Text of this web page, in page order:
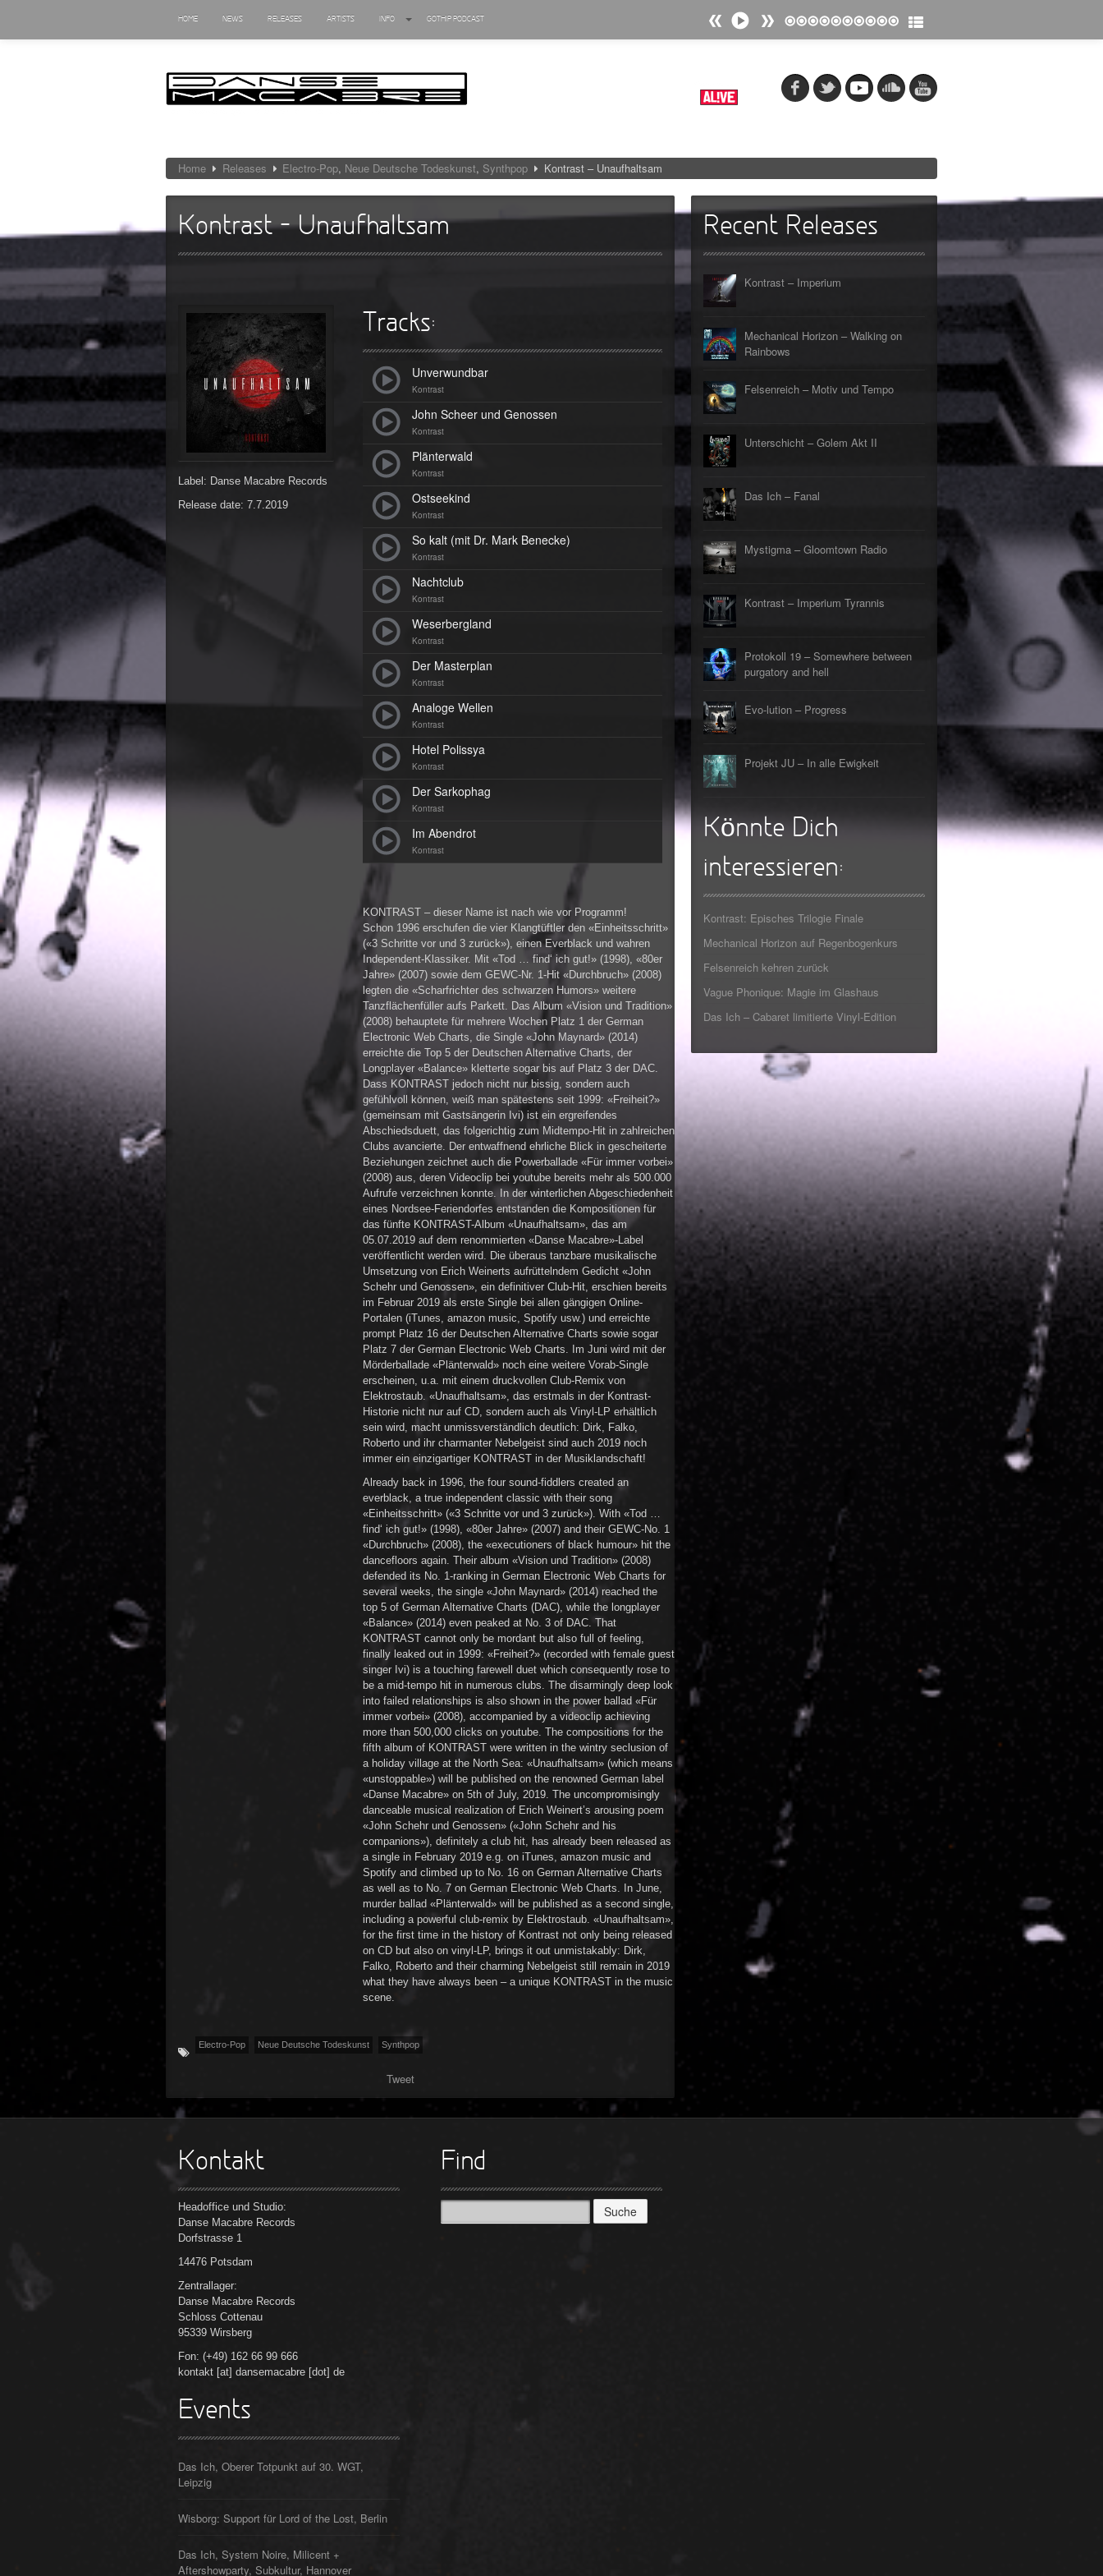
HOME NEWS RELEASES ARTISTS INFO GOTHIP PODCAST
►
►
►
►
►
►
►
Home Releases Electro-Pop, Neue Deutsche Todeskunst, Synthpop Kontrast – Unaufhaltsam
Kontrast – Unaufhaltsam
Label: Danse Macabre Records
Release date: 7.7.2019
Tracks:
Unverwundbar
Kontrast
John Scheer und Genossen
Kontrast
Plänterwald
Kontrast
Ostseekind
Kontrast
So kalt (mit Dr. Mark Benecke)
Kontrast
Nachtclub
Kontrast
Weserbergland
Kontrast
Der Masterplan
Kontrast
Analoge Wellen
Kontrast
Hotel Polissya
Kontrast
Der Sarkophag
Kontrast
Im Abendrot
Kontrast
KONTRAST – dieser Name ist nach wie vor Programm!
Schon 1996 erschufen die vier Klangtüftler den «Einheitsschritt»
(«3 Schritte vor und 3 zurück»), einen Everblack und wahren
Independent-Klassiker. Mit «Tod … find‘ ich gut!» (1998), «80er
Jahre» (2007) sowie dem GEWC-Nr. 1-Hit «Durchbruch» (2008)
legten die «Scharfrichter des schwarzen Humors» weitere
Tanzflächenfüller aufs Parkett. Das Album «Vision und Tradition»
(2008) behauptete für mehrere Wochen Platz 1 der German
Electronic Web Charts, die Single «John Maynard» (2014)
erreichte die Top 5 der Deutschen Alternative Charts, der
Longplayer «Balance» kletterte sogar bis auf Platz 3 der DAC.
Dass KONTRAST jedoch nicht nur bissig, sondern auch
gefühlvoll können, weiß man spätestens seit 1999: «Freiheit?»
(gemeinsam mit Gastsängerin Ivi) ist ein ergreifendes
Abschiedsduett, das folgerichtig zum Midtempo-Hit in zahlreichen
Clubs avancierte. Der entwaffnend ehrliche Blick in gescheiterte
Beziehungen zeichnet auch die Powerballade «Für immer vorbei»
(2008) aus, deren Videoclip bei youtube bereits mehr als 500.000
Aufrufe verzeichnen konnte. In der winterlichen Abgeschiedenheit
eines Nordsee-Feriendorfes entstanden die Kompositionen für
das fünfte KONTRAST-Album «Unaufhaltsam», das am
05.07.2019 auf dem renommierten «Danse Macabre»-Label
veröffentlicht werden wird. Die überaus tanzbare musikalische
Umsetzung von Erich Weinerts aufrüttelndem Gedicht «John
Schehr und Genossen», ein definitiver Club-Hit, erschien bereits
im Februar 2019 als erste Single bei allen gängigen Online-
Portalen (iTunes, amazon music, Spotify usw.) und erreichte
prompt Platz 16 der Deutschen Alternative Charts sowie sogar
Platz 7 der German Electronic Web Charts. Im Juni wird mit der
Mörderballade «Plänterwald» noch eine weitere Vorab-Single
erscheinen, u.a. mit einem druckvollen Club-Remix von
Elektrostaub. «Unaufhaltsam», das erstmals in der Kontrast-
Historie nicht nur auf CD, sondern auch als Vinyl-LP erhältlich
sein wird, macht unmissverständlich deutlich: Dirk, Falko,
Roberto und ihr charmanter Nebelgeist sind auch 2019 noch
immer ein einzigartiger KONTRAST in der Musiklandschaft!
Already back in 1996, the four sound-fiddlers created an
everblack, a true independent classic with their song
«Einheitsschritt» («3 Schritte vor und 3 zurück»). With «Tod …
find‘ ich gut!» (1998), «80er Jahre» (2007) and their GEWC-No. 1
«Durchbruch» (2008), the «executioners of black humour» hit the
dancefloors again. Their album «Vision und Tradition» (2008)
defended its No. 1-ranking in German Electronic Web Charts for
several weeks, the single «John Maynard» (2014) reached the
top 5 of German Alternative Charts (DAC), while the longplayer
«Balance» (2014) even peaked at No. 3 of DAC. That
KONTRAST cannot only be mordant but also full of feeling,
finally leaked out in 1999: «Freiheit?» (recorded with female guest
singer Ivi) is a touching farewell duet which consequently rose to
be a mid-tempo hit in numerous clubs. The disarmingly deep look
into failed relationships is also shown in the power ballad «Für
immer vorbei» (2008), accompanied by a videoclip achieving
more than 500,000 clicks on youtube. The compositions for the
fifth album of KONTRAST were written in the wintry seclusion of
a holiday village at the North Sea: «Unaufhaltsam» (which means
«unstoppable») will be published on the renowned German label
«Danse Macabre» on 5th of July, 2019. The uncompromisingly
danceable musical realization of Erich Weinert’s arousing poem
«John Schehr und Genossen» («John Schehr and his
companions»), definitely a club hit, has already been released as
a single in February 2019 e.g. on iTunes, amazon music and
Spotify and climbed up to No. 16 on German Alternative Charts
as well as to No. 7 on German Electronic Web Charts. In June,
murder ballad «Plänterwald» will be published as a second single,
including a powerful club-remix by Elektrostaub. «Unaufhaltsam»,
for the first time in the history of Kontrast not only being released
on CD but also on vinyl-LP, brings it out unmistakably: Dirk,
Falko, Roberto and their charming Nebelgeist still remain in 2019
what they have always been – a unique KONTRAST in the music
scene.
Electro-Pop Neue Deutsche Todeskunst Synthpop
Tweet
Recent Releases
Kontrast – Imperium
Mechanical Horizon – Walking on
Rainbows
Felsenreich – Motiv und Tempo
Unterschicht – Golem Akt II
Das Ich – Fanal
Mystigma – Gloomtown Radio
Kontrast – Imperium Tyrannis
Protokoll 19 – Somewhere between
purgatory and hell
Evo-lution – Progress
Projekt JU – In alle Ewigkeit
Könnte Dich
interessieren:
Kontrast: Episches Trilogie Finale
Mechanical Horizon auf Regenbogenkurs
Felsenreich kehren zurück
Vague Phonique: Magie im Glashaus
Das Ich – Cabaret limitierte Vinyl-Edition
Kontakt
Headoffice und Studio:
Danse Macabre Records
Dorfstrasse 1
14476 Potsdam
Zentrallager:
Danse Macabre Records
Schloss Cottenau
95339 Wirsberg
Fon: (+49) 162 66 99 666
kontakt [at] dansemacabre [dot] de
Events
Das Ich, Oberer Totpunkt auf 30. WGT,
Leipzig
Wisborg: Support für Lord of the Lost, Berlin
Das Ich, System Noire, Milicent +
Aftershowparty, Subkultur, Hannover
Find
Suche
nach: